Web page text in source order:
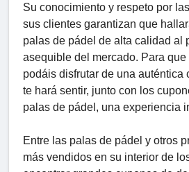
Su conocimiento y respeto por
sus clientes garantizan que
palas de pádel de alta calidad al
asequible del mercado. Para que
podáis disfrutar de una auténtica
te hará sentir, junto con los
palas de pádel, una experiencia
Entre las palas de pádel y otros
más vendidos en su interior de